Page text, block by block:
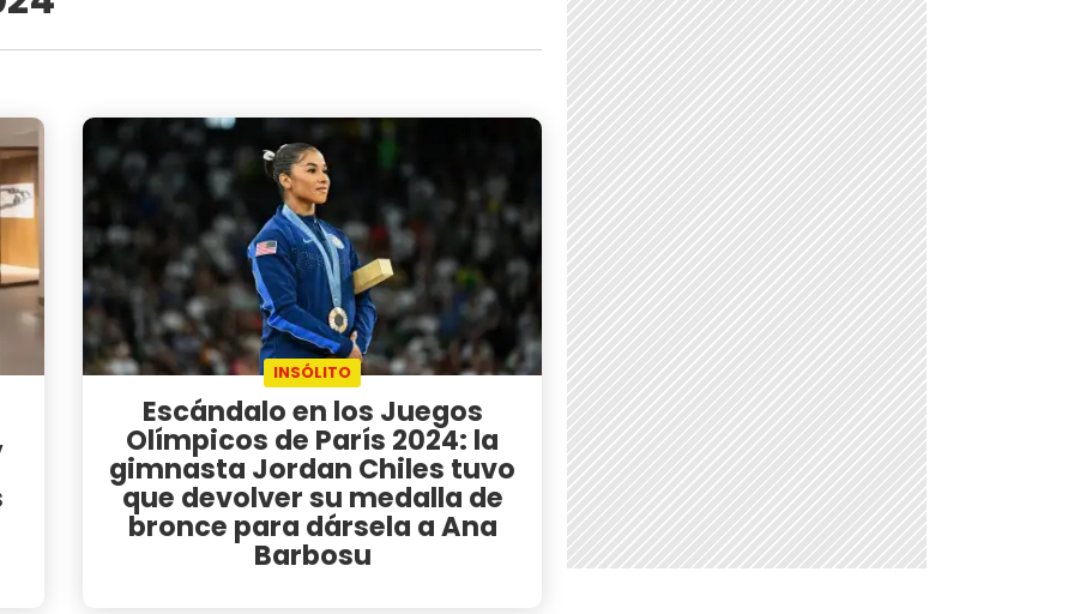
INSÓLITO
Escándalo en los Juegos
Olímpicos de París 2024: la
gimnasta Jordan Chiles tuvo
que devolver su medalla de
bronce para dársela a Ana
Barbosu